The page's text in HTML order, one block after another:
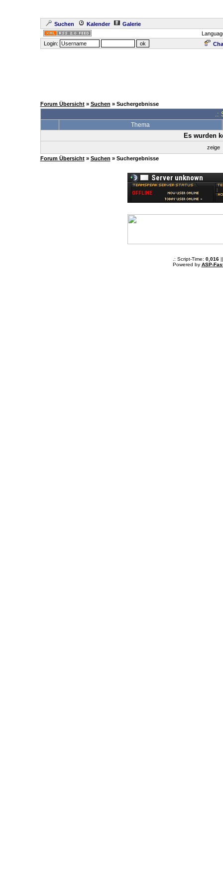
Suchen Kalender
Galerie
Login:
Forum Übersicht» Suchen » Suchergebnisse
.:
Thema
Es wurden
zeige
Forum Übersicht» Suchen » Suchergebnisse
.: Script-Time: 0,016||
Powered by ASP-